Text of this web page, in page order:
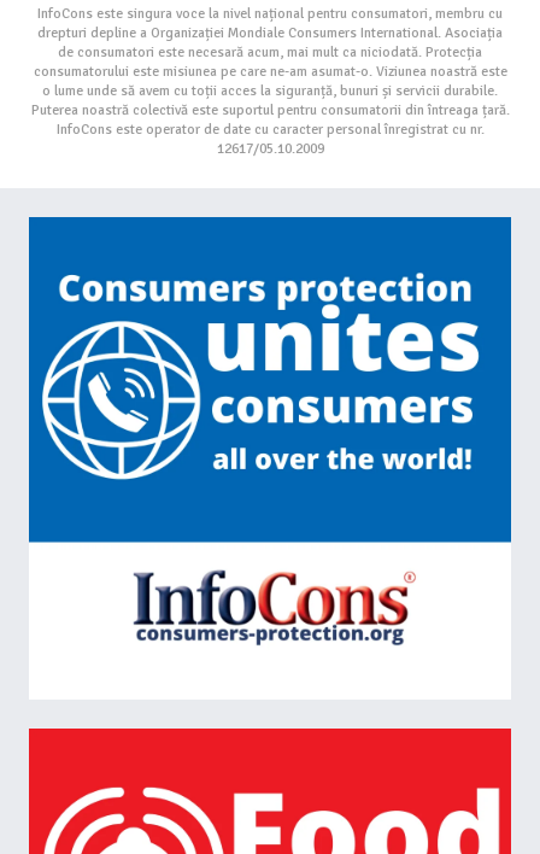
InfoCons este singura voce la nivel național pentru consumatori, membru cu
drepturi depline a Organizației Mondiale Consumers International. Asociația
de consumatori este necesară acum, mai mult ca niciodată. Protecția
consumatorului este misiunea pe care ne-am asumat-o. Viziunea noastră este
o lume unde să avem cu toții acces la siguranță, bunuri și servicii durabile.
Puterea noastră colectivă este suportul pentru consumatorii din întreaga țară.
InfoCons este operator de date cu caracter personal înregistrat cu nr.
12617/05.10.2009